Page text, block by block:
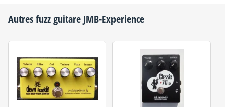
Autres fuzz guitare JMB-Experience